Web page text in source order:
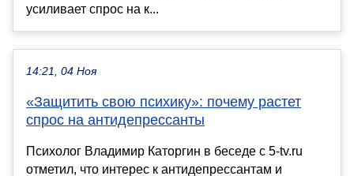
усиливает спрос на к...
14:21, 04 Ноя
«Защитить свою психику»: почему растет
спрос на антидепрессанты
Психолог Владимир Каторгин в беседе с 5-tv.ru
отметил, что интерес к антидепрессантам и